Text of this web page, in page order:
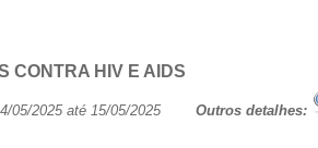
CONTRA HIV E AIDS
05/2025 até 15/05/2025 Outros detalhes: